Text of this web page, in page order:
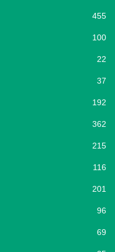
455
100
22
37
192
362
215
116
201
96
69